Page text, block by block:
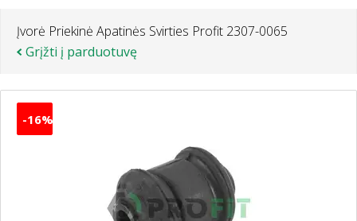
Įvorė Priekinė Apatinės Svirties Profit 2307-0065
Grįžti į parduotuvę
-16%